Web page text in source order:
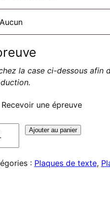
la case ci-dessous afin
Recevoir une épreuve
Ajouter au panier
: Plaques de texte,